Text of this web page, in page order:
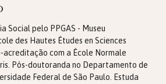
Social pelo PPGAS - Museu
des Hautes Études en Sciences
acreditação com a École Normale
Pós-doutoranda no Departamento de
Federal de São Paulo. Estuda